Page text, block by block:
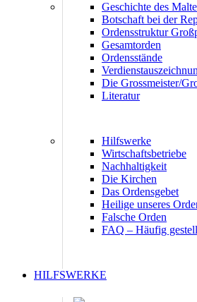
Geschichte des
Botschaft bei der
Ordensstruktur
Gesamtorden
Ordensstände
Die Grossmeister/
Literatur
Hilfswerke
Wirtschaftsbetriebe
Nachhaltigkeit
Die Kirchen
Das Ordensgebet
Heilige unseres
Falsche Orden
FAQ – Häufig
HILFSWERKE